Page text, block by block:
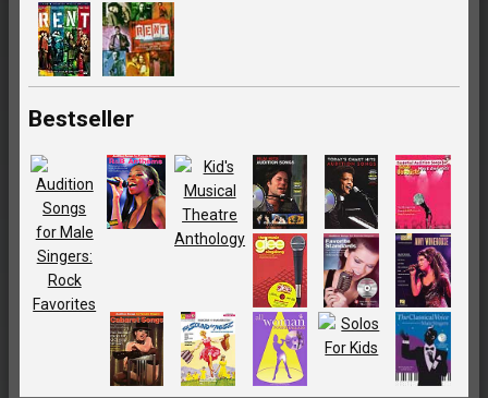
Bestseller